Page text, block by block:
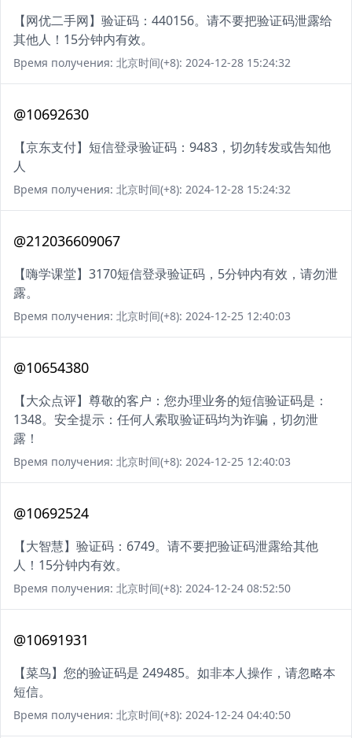
【网优二手网】验证码：440156。请不要把验证码泄露给
其他人！15分钟内有效。
Время получения: 北京时间(+8): 2024-12-28 15:24:32
@10692630
【京东支付】短信登录验证码：9483，切勿转发或告知他
人
Время получения: 北京时间(+8): 2024-12-28 15:24:32
@212036609067
【嗨学课堂】3170短信登录验证码，5分钟内有效，请勿泄
露。
Время получения: 北京时间(+8): 2024-12-25 12:40:03
@10654380
【大众点评】尊敬的客户：您办理业务的短信验证码是：
1348。安全提示：任何人索取验证码均为诈骗，切勿泄
露！
Время получения: 北京时间(+8): 2024-12-25 12:40:03
@10692524
【大智慧】验证码：6749。请不要把验证码泄露给其他
人！15分钟内有效。
Время получения: 北京时间(+8): 2024-12-24 08:52:50
@10691931
【菜鸟】您的验证码是 249485。如非本人操作，请忽略本
短信。
Время получения: 北京时间(+8): 2024-12-24 04:40:50